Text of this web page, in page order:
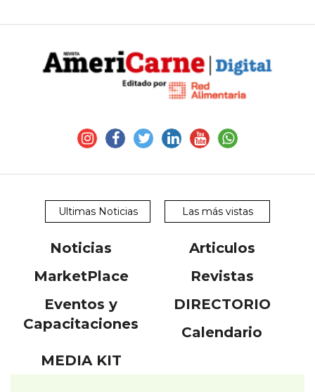
Ultimas Noticias Las más vistas
Noticias
Articulos
MarketPlace
Revistas
Eventos y
Capacitaciones
DIRECTORIO
Calendario
MEDIA KIT